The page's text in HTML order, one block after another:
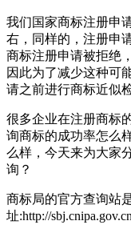
我们国家商标注册申
右，同样的，注册申
商标注册申请被拒绝
因此为了减少这种可
请之前进行商标近似
很多企业在注册商标
询商标的成功率怎么
么样，今天来为大家
询？
商标局的官方查询站
址:http://